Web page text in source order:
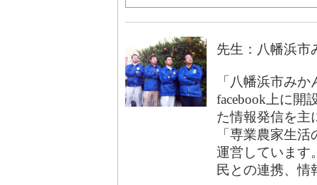
先生：八幡浜市
「八幡浜市み
facebook上に開
た情報発信を主
「専業農家生
運営しています
民との連携、情